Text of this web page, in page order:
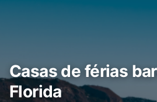
Casas de férias
Florida